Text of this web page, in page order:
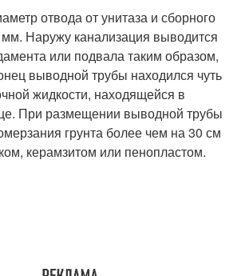
отвода от унитаза и сборного
мм. Наружу канализация выводится
или подвала таким образом,
выводной трубы находился чуть
жидкости, находящейся в
При размещении выводной трубы
грунта более чем на 30 см
керамзитом или пенопластом.